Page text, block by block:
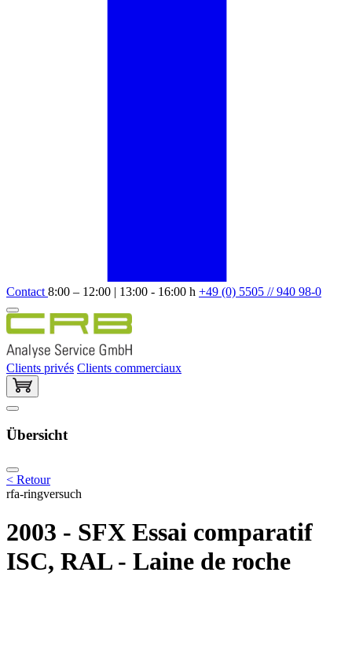
Contact 8:00 – 12:00 | 13:00 - 16:00 h +49 (0) 5505 // 940 98-0
Clients privés Clients commerciaux
Übersicht
< Retour
rfa-ringversuch
2003 - SFX Essai comparatif
ISC, RAL - Laine de roche